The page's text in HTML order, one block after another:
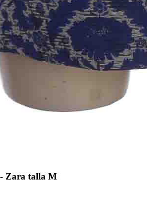
Zara talla M